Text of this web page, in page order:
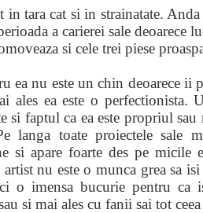
in tara cat si in strainatate.
a carierei sale deoarece
si cele trei piese
ea nu este un chin deoarece ii
ales ea este o perfectionista.
si faptul ca ea este propriul
langa toate proiectele sale
si apare foarte des pe
nu este o munca grea sa
o imensa bucurie pentru ca
si mai ales cu fanii sai tot